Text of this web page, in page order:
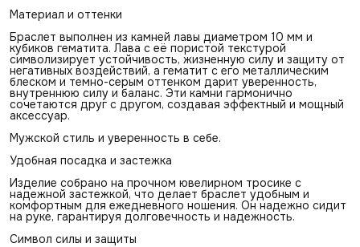
Материал и оттенки
Браслет выполнен из камней лавы диаметром 10 мм и
кубиков гематита. Лава с её пористой текстурой
символизирует устойчивость, жизненную силу и защиту от
негативных воздействий, а гематит с его металлическим
блеском и темно-серым оттенком дарит уверенность,
внутреннюю силу и баланс. Эти камни гармонично
сочетаются друг с другом, создавая эффектный и мощный
аксессуар.
Мужской стиль и уверенность в себе.
Удобная посадка и застежка
Изделие собрано на прочном ювелирном тросике с
надежной застежкой, что делает браслет удобным и
комфортным для ежедневного ношения. Он надежно сидит
на руке, гарантируя долговечность и надежность.
Символ силы и защиты